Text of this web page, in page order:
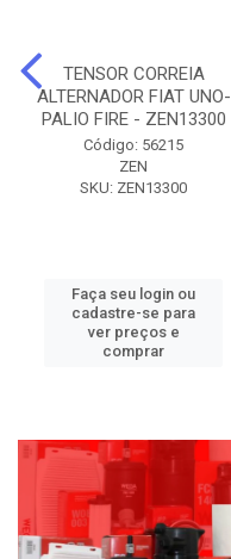
TENSOR CORREIA
ALTERNADOR FIAT UNO-
PALIO FIRE - ZEN13300
Código: 56215
ZEN
SKU: ZEN13300
Faça seu login ou
cadastre-se para
ver preços e
comprar